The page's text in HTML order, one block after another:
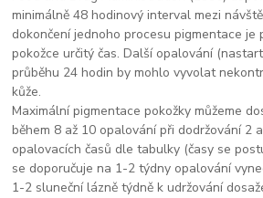
minimálně 48 hodinový interval mezi
dokončení jednoho procesu pigmentace
pokožce určitý čas. Další opalování
průběhu 24 hodin by mohlo vyvolat
kůže.
Maximální pigmentace pokožky můžeme
během 8 až 10 opalování při dodržování 2
opalovacích časů dle tabulky (časy se
se doporučuje na 1-2 týdny opalování
1-2 sluneční lázně týdně k udržování